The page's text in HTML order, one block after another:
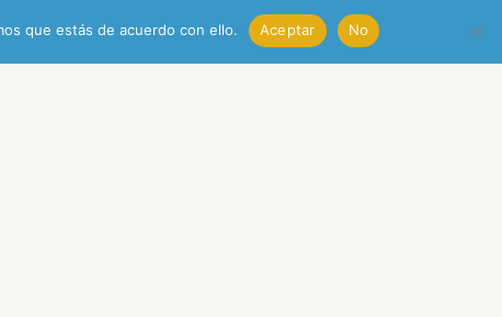
que estás de acuerdo con ello. Aceptar No